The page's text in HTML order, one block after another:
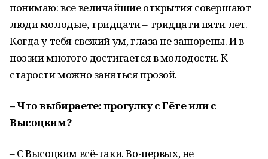
понимаю: все величайшие открытия совершают
люди молодые, тридцати – тридцати пяти лет.
Когда у тебя свежий ум, глаза не зашорены. И в
поэзии многого достигается в молодости. К
старости можно заняться прозой.
– Что выбираете: прогулку с Гёте или с
Высоцким?
– С Высоцким всё-таки. Во-первых, не